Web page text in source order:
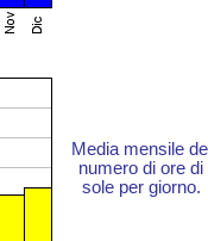
Media mensile
numero di ore di
sole per giorno.